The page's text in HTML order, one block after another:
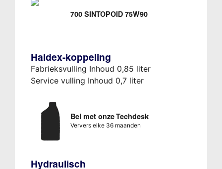
700 SINTOPOID 75W90
Haldex-koppeling
Fabrieksvulling Inhoud 0,85 liter
Service vulling Inhoud 0,7 liter
Bel met onze Techdesk
Ververs elke 36 maanden
Hydraulisch